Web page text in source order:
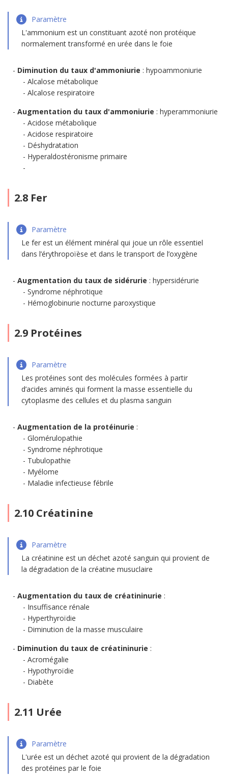
Paramètre
L'ammonium est un constituant azoté non protéique
normalement transformé en urée dans le foie
Diminution du taux d'ammoniurie : hypoammoniurie
Alcalose métabolique
Alcalose respiratoire
Augmentation du taux d'ammoniurie : hyperammoniurie
Acidose métabolique
Acidose respiratoire
Déshydratation
Hyperaldostéronisme primaire
2.8 Fer
Paramètre
Le fer est un élément minéral qui joue un rôle essentiel
dans l’érythropoïèse et dans le transport de l’oxygène
Augmentation du taux de sidérurie : hypersidérurie
Syndrome néphrotique
Hémoglobinurie nocturne paroxystique
2.9 Protéines
Paramètre
Les protéines sont des molécules formées à partir
d’acides aminés qui forment la masse essentielle du
cytoplasme des cellules et du plasma sanguin
Augmentation de la protéinurie :
Glomérulopathie
Syndrome néphrotique
Tubulopathie
Myélome
Maladie infectieuse fébrile
2.10 Créatinine
Paramètre
La créatinine est un déchet azoté sanguin qui provient de
la dégradation de la créatine musuclaire
Augmentation du taux de créatininurie :
Insuffisance rénale
Hyperthyroïdie
Diminution de la masse musculaire
Diminution du taux de créatininurie :
Acromégalie
Hypothyroïdie
Diabète
2.11 Urée
Paramètre
L'urée est un déchet azoté qui provient de la dégradation
des protéines par le foie